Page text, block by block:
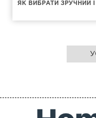
ЯК ВИБРАТИ ЗРУЧНИЙ